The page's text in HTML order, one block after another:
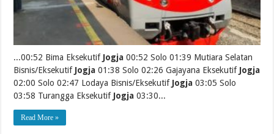
...00:52 Bima Eksekutif Jogja 00:52 Solo 01:39 Mutiara Selatan
Bisnis/Eksekutif Jogja 01:38 Solo 02:26 Gajayana Eksekutif Jogja
02:00 Solo 02:47 Lodaya Bisnis/Eksekutif Jogja 03:05 Solo
03:58 Turangga Eksekutif Jogja 03:30...
Read More »